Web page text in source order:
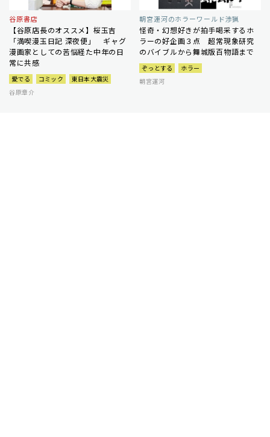
谷原書店
【谷原店長のオススメ】桜玉吉
「満喫漫玉日記 深夜便」 ギャグ
漫画家としての苦悩経た中年の日
常に共感
愛でる コミック
東日本大震災
谷原章介
朝宮運河のホラーワールド渉猟
怪奇・幻想好きが拍手喝采するホ
ラーの好企画３点 超常現象研究
のバイブルから舞城版百物語まで
ぞっとする
ホラー
朝宮運河